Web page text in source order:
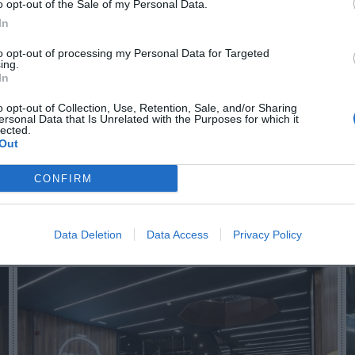
opt-out of the Sale of my Personal Data.
opt-out of processing my Personal Data for Targeted
opt-out of Collection, Use, Retention, Sale, and/or Sharing
Data that Is Unrelated with the Purposes for which it
CONFIRM
Data Deletion Data Access Privacy Policy
no formas parte de 2Playbook
¡Suscríbete! Inicia sesión